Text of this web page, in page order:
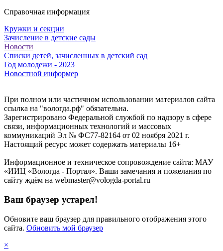
Справочная информация
Кружки и секции
Зачисление в детские сады
Новости
Списки детей, зачисленных в детский сад
Год молодежи - 2023
Новостной информер
При полном или частичном использовании материалов сайта
ссылка на "вологда.рф" обязательна.
Зарегистрировано Федеральной службой по надзору в сфере
связи, информационных технологий и массовых
коммуникаций Эл № ФС77-82164 от 02 ноября 2021 г.
Настоящий ресурс может содержать материалы 16+
Информационное и техническое сопровождение сайта: МАУ
«ИИЦ «Вологда - Портал». Ваши замечания и пожелания по
сайту ждём на webmaster@vologda-portal.ru
Ваш браузер устарел!
Обновите ваш браузер для правильного отображения этого
сайта. Обновить мой браузер
×